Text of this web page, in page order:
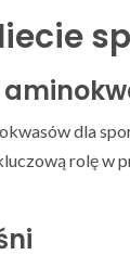
dla
rolę w